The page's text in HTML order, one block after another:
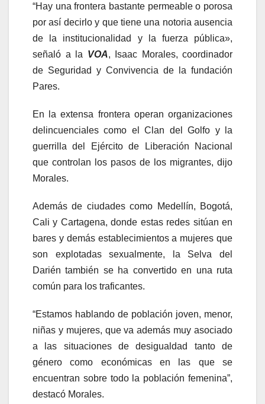
“Hay una frontera bastante permeable o porosa
por así decirlo y que tiene una notoria ausencia
de la institucionalidad y la fuerza pública»,
señaló a la VOA, Isaac Morales, coordinador
de Seguridad y Convivencia de la fundación
Pares.
En la extensa frontera operan organizaciones
delincuenciales como el Clan del Golfo y la
guerrilla del Ejército de Liberación Nacional
que controlan los pasos de los migrantes, dijo
Morales.
Además de ciudades como Medellín, Bogotá,
Cali y Cartagena, donde estas redes sitúan en
bares y demás establecimientos a mujeres que
son explotadas sexualmente, la Selva del
Darién también se ha convertido en una ruta
común para los traficantes.
“Estamos hablando de población joven, menor,
niñas y mujeres, que va además muy asociado
a las situaciones de desigualdad tanto de
género como económicas en las que se
encuentran sobre todo la población femenina”,
destacó Morales.